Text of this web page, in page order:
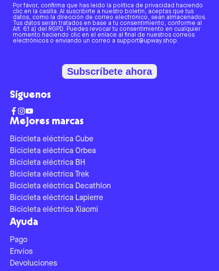
Mejores marcas
Bicicleta eléctrica Cube
Bicicleta eléctrica Orbea
Bicicleta eléctrica BH
Bicicleta eléctrica Trek
Bicicleta eléctrica Decathlon
Bicicleta eléctrica Lapierre
Bicicleta eléctrica Xiaomi
Ayuda
Pago
Envíos
Devoluciones
Por favor, confirma que has leído la política de privacidad haciendo
clic en la casilla. Al suscribirte a nuestro boletín, aceptas que tus
datos, como la dirección de correo electrónico, sean almacenados.
Tus datos serán tratados en base a tu consentimiento, conforme al
Art. 6.1 a) del RGPD. Puedes revocar tu consentimiento en cualquier
momento haciendo clic en el enlace al final de nuestros correos
electrónicos o enviando un correo a support@upway.shop.
Subscríbete ahora
Síguenos